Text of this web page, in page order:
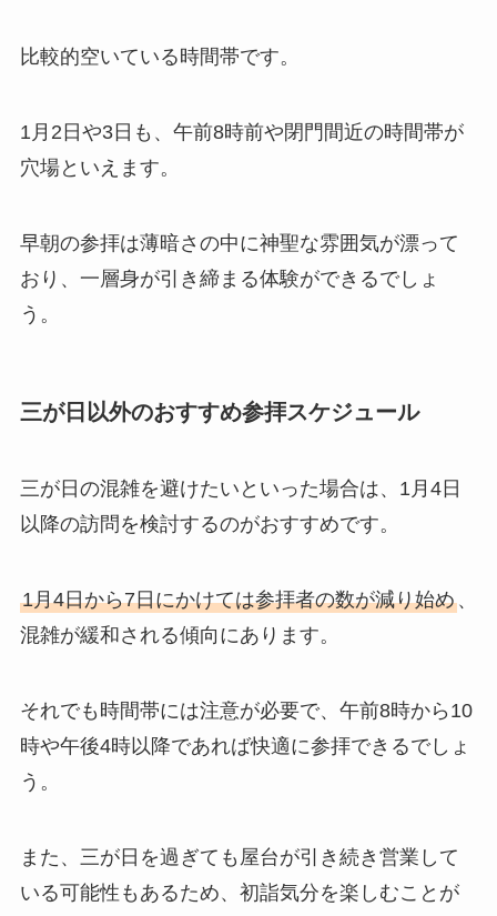
比較的空いている時間帯です。
1月2日や3日も、午前8時前や閉門間近の時間帯が
穴場といえます。
早朝の参拝は薄暗さの中に神聖な雰囲気が漂って
おり、一層身が引き締まる体験ができるでしょ
う。
三が日以外のおすすめ参拝スケジュール
三が日の混雑を避けたいといった場合は、1月4日
以降の訪問を検討するのがおすすめです。
1月4日から7日にかけては参拝者の数が減り始め、
混雑が緩和される傾向にあります。
それでも時間帯には注意が必要で、午前8時から10
時や午後4時以降であれば快適に参拝できるでしょ
う。
また、三が日を過ぎても屋台が引き続き営業して
いる可能性もあるため、初詣気分を楽しむことが